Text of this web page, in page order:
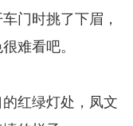
门时挑了下眉，
难看吧。
红绿灯处，凤文